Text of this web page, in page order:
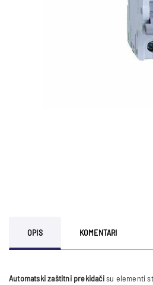
OPIS KOMENTARI
Automatski zaštitni prekidačisu elementi